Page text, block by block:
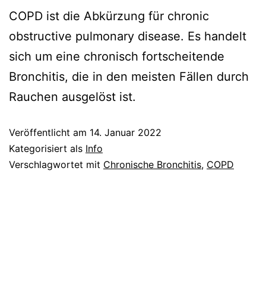
COPD ist die Abkürzung für chronic
obstructive pulmonary disease. Es handelt
sich um eine chronisch fortscheitende
Bronchitis, die in den meisten Fällen durch
Rauchen ausgelöst ist.
Veröffentlicht am 14. Januar 2022
Kategorisiert als Info
Verschlagwortet mit Chronische Bronchitis, COPD